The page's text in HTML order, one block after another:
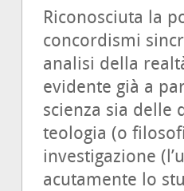
Riconosciuta la
concordismi
analisi della
evidente già a
scienza sia delle
teologia (o
investigazione
acutamente lo